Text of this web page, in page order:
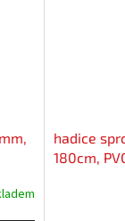
hadice
180cm,